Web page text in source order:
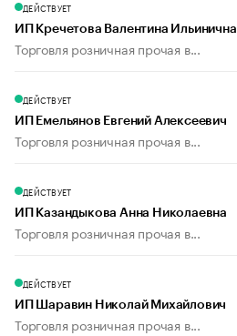
ДЕЙСТВУЕТ
ИП Кречетова Валентина Ильинична
Торговля розничная прочая в...
ДЕЙСТВУЕТ
ИП Емельянов Евгений Алексеевич
Торговля розничная прочая в...
ДЕЙСТВУЕТ
ИП Казандыкова Анна Николаевна
Торговля розничная прочая в...
ДЕЙСТВУЕТ
ИП Шаравин Николай Михайлович
Торговля розничная прочая в...